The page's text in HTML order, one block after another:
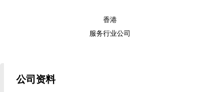
香港
服务行业公司
公司资料